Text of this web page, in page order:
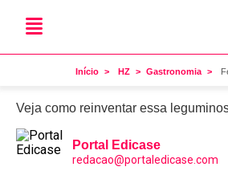
Início HZ Gastronomia
Dia a dia
Feijão além do
Veja como reinventar essa
Portal Edicase
redacao@portaledicase.com